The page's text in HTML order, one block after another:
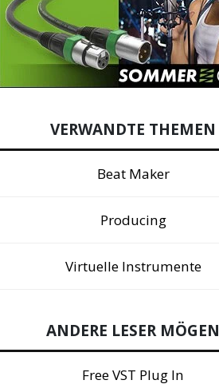
VERWANDTE THEMEN
Beat Maker
Producing
Virtuelle Instrumente
ANDERE LESER MÖGEN
Free VST Plug In